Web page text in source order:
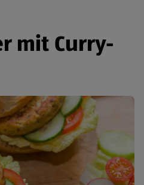
mit Curry-